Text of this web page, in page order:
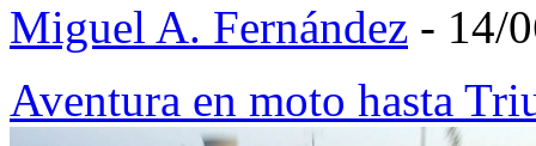
Miguel A. Fernández - 14/
Aventura en moto hasta